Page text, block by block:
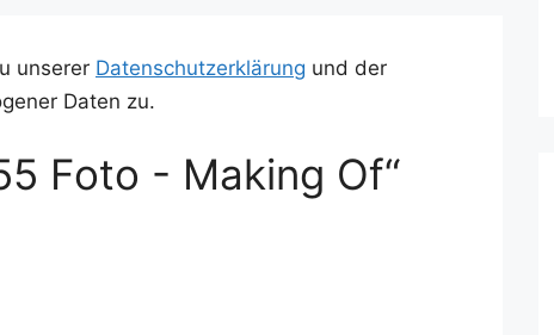
unserer Datenschutzerklärung und der
Daten zu.
Foto - Making Of“